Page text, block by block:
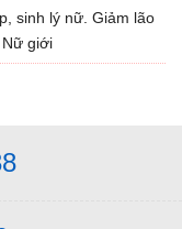
sinh lý nữ. Giảm lão
Nữ giới